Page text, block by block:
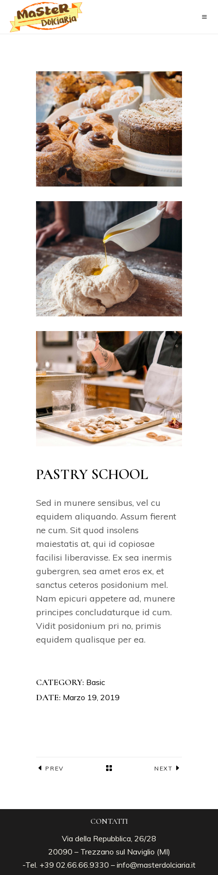
PASTRY SCHOOL
Sed in munere sensibus, vel cu
equidem aliquando. Assum fierent
ne cum. Sit quod insolens
maiestatis at, qui id copiosae
facilisi liberavisse. Ex sea inermis
gubergren, sea amet eros ex, et
sanctus ceteros posidonium mel.
Nam epicuri appetere ad, munere
principes concludaturque id cum.
Vidit posidonium pri no, primis
equidem qualisque per ea.
CATEGORY: Basic
DATE: Marzo 19, 2019
PREV NEXT
CONTATTI
Via della Repubblica, 26/28
20090 – Trezzano sul Naviglio (MI)
-Tel. +39 02.66.66.9330 – info@masterdolciaria.it